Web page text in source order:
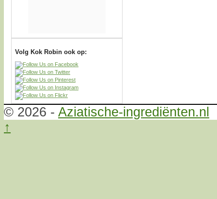
Volg Kok Robin ook op:
© 2026 - Aziatische-ingrediënten.nl
↑